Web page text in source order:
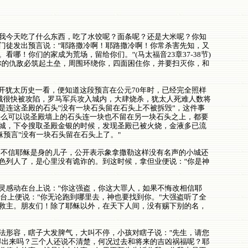
天吃了什么东西，吃了水饺呢？面条呢？还是大米呢？你知
发出预言说："耶路撒冷啊！耶路撒冷啊！你常杀害先知，又
哪！你们的家成为荒场，留给你们。"(马太福音23章37-38节)
仇敌必筑起土垒，周围环绕你，四面困住你，并要扫灭你，和
太历史一看，便知道这段预言在公元70年时，已经完全照样
快被攻陷，罗马军兵攻入城内，大肆烧杀，犹太人死难人数将
连这圣殿的石头"没有一块石头留在石头上不被拆毁"，这件事
可以说圣殿墙上的石头连一块也不留在另一块石头之上，都要
下令搜取圣殿金银的时候，发现圣殿已被火烧，金液多已流
预言"没有一块石头留在石头上了。"
耶稣是身的儿子，公开表示象拿撒勒这样没有名声的小城还
人了，是心里没有诡诈的。到这时候，拿但业便说："你是神
动在台上说："你这强盗，你这大罪人，如果不悔改相信耶
上便说："你无论跑到哪里去，神也要找到你。"大强盗听了全
。朋友们！除了耶稣以外，在天下人间，没有赐下别的名，
容，瞎子大发脾气，大叫不停，小孩对瞎子说："先生，请您
来吗？三个人还说不清楚，何况过去和将来的吉凶祸福呢？耶